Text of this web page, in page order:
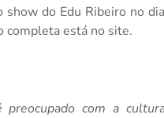
show do Edu Ribeiro no
completa está no site.
preocupado com a